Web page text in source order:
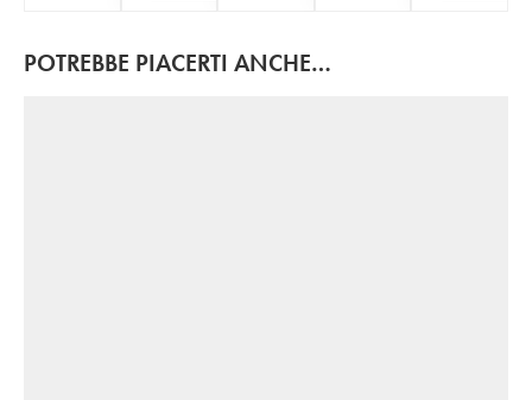
POTREBBE PIACERTI ANCHE…